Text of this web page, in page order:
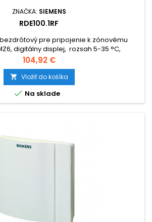
ZNAČKA: SIEMENS
RDE100.1RF
pre pripojenie k zónovému
digitálny displej, rozsah 5-35 °C,
batériové napájanie 3 V DC
Cena
104,92 €
 Vložiť do košíka
 Na sklade